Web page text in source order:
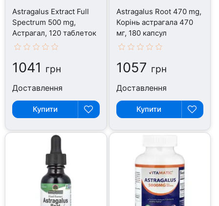
Astragalus Extract Full
Spectrum 500 mg,
Астрагал, 120 таблеток
1041 грн
Доставлення
Купити
Astragalus Root 470 mg,
Корінь астрагала 470
мг, 180 капсул
1057 грн
Доставлення
Купити